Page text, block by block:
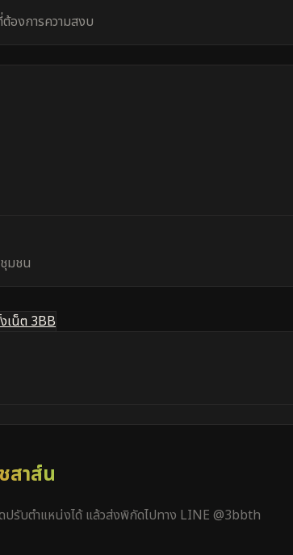
องการความสงบ
มชน
เน็ต 3BB
สาส์น
บตำแหน่งได้ แล้วส่งพิกัดไปทาง LINE @3bbth